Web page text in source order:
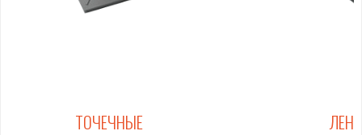
ТОЧЕЧНЫЕ